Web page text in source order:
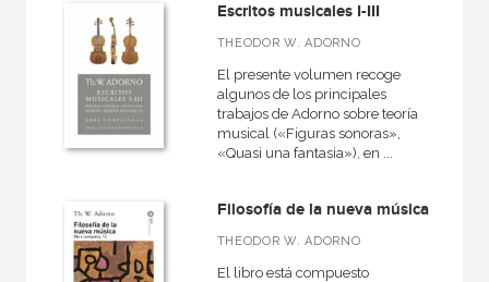
Escritos musicales I-III
THEODOR W. ADORNO
El presente volumen recoge
algunos de los principales
trabajos de Adorno sobre teoría
musical («Figuras sonoras»,
«Quasi una fantasia»), en ...
Filosofía de la nueva música
THEODOR W. ADORNO
El libro está compuesto